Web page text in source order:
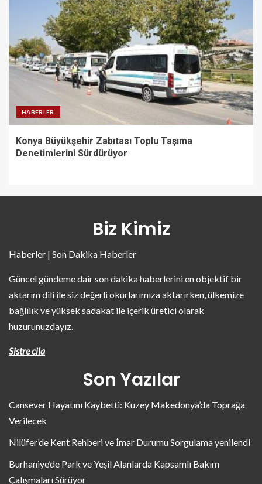
HABERLER
Konya Büyükşehir Zabıtası Toplu Taşıma
Denetimlerini Sürdürüyor
Biz Kimiz
Haberler | Son Dakika Haberler
Güncel gündeme dair son dakika haberlerini en objektif bir
aktarım dili ile siz değerli okurlarımıza aktarırken, ülkemize
bağlılık ve yüksek sadakat ile içerik üretici olarak
huzurunuzdayız.
Sistre cila
Son Yazılar
Cansever Hayatını Kaybetti: Kuzey Makedonya’da Toprağa
Verilecek
Nilüfer’de Kent Rehberi ve İmar Durumu Sorgulama yenilendi
Burhaniye’de Park ve Yeşil Alanlarda Kapsamlı Bakım
Çalışmaları Sürüyor